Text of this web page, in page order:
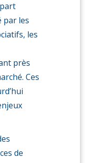
par les
les
près
Ces
de